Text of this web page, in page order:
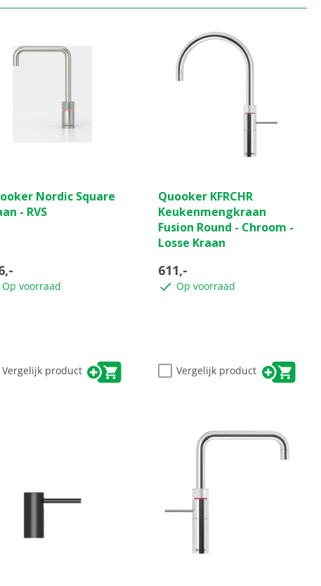
Nordic Square
- RVS
Op voorraad
Vergelijk product
van
de
5
sterren.
Quooker KFRCHR
Keukenmengkraan
Fusion Round - Chroom -
Losse Kraan
611,-
Op voorraad
Vergelijk product